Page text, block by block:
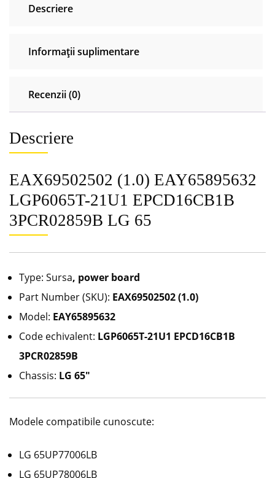
Descriere
Informații suplimentare
Recenzii (0)
Descriere
EAX69502502 (1.0) EAY65895632
LGP6065T-21U1 EPCD16CB1B
3PCR02859B LG 65
Type: Sursa, power board
Part Number (SKU): EAX69502502 (1.0)
Model: EAY65895632
Code echivalent: LGP6065T-21U1 EPCD16CB1B
3PCR02859B
Chassis: LG 65″
Modele compatibile cunoscute:
LG 65UP77006LB
LG 65UP78006LB